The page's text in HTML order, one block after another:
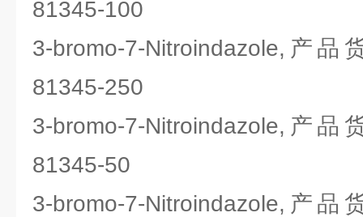
81345-100
3-bromo-7-Nitroindazole,产
81345-250
3-bromo-7-Nitroindazole,产
81345-50
3-bromo-7-Nitroindazole,产